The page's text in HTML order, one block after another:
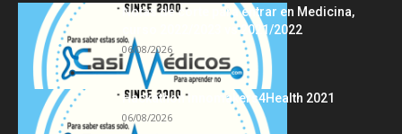
Notas de corte para entrar en Medicina,
curso 2022/2023 vs 2021/2022
06/08/2026
Hackathon Innomakers4Health 2021
06/08/2026